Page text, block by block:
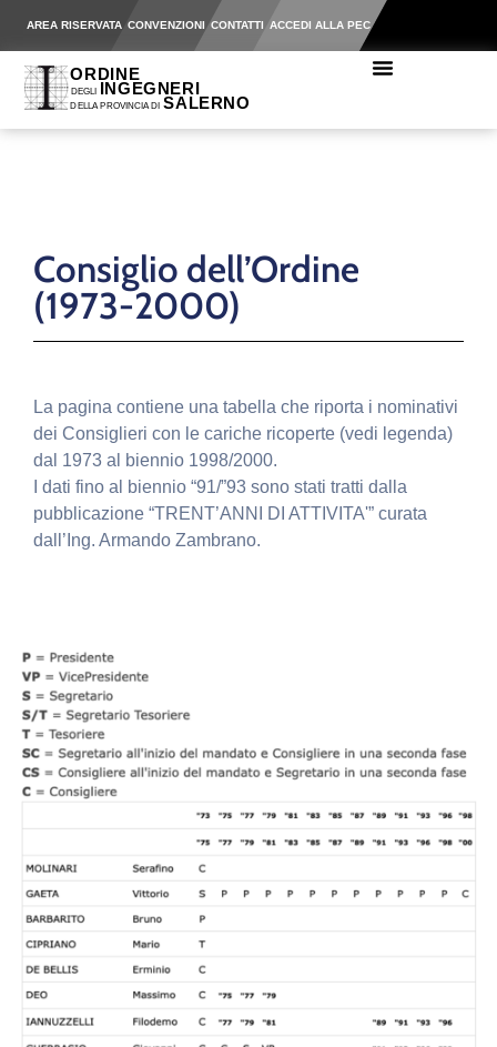
AREA RISERVATA CONVENZIONI CONTATTI ACCEDI ALLA PEC
Consiglio dell’Ordine
(1973-2000)
La pagina contiene una tabella che riporta i nominativi
dei Consiglieri con le cariche ricoperte (vedi legenda)
dal 1973 al biennio 1998/2000.
I dati fino al biennio “91/”93 sono stati tratti dalla
pubblicazione “TRENT’ANNI DI ATTIVITA'” curata
dall’Ing. Armando Zambrano.